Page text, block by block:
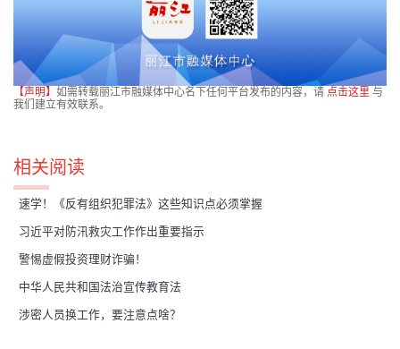
【声明】 如需转载丽江市融媒体中心名下任何平台发布的内容，请 点击这里 与
我们建立有效联系。
相关阅读
速学！《反有组织犯罪法》这些知识点必须掌握
习近平对防汛救灾工作作出重要指示
警惕虚假投资理财诈骗！
中华人民共和国法治宣传教育法
涉密人员换工作，要注意点啥？